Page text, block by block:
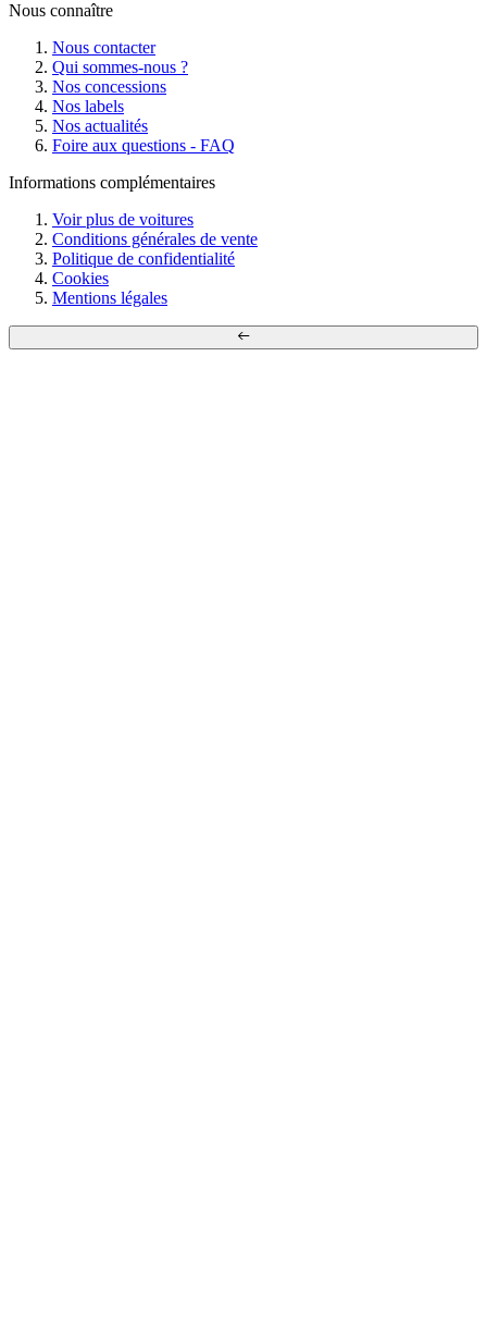
Nous connaître
Nous contacter
Qui sommes-nous ?
Nos concessions
Nos labels
Nos actualités
Foire aux questions - FAQ
Informations complémentaires
Voir plus de voitures
Conditions générales de vente
Politique de confidentialité
Cookies
Mentions légales